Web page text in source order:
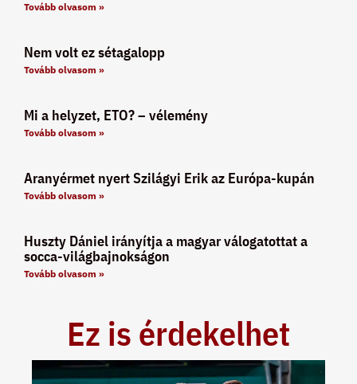
Tovább olvasom »
Nem volt ez sétagalopp
Tovább olvasom »
Mi a helyzet, ETO? – vélemény
Tovább olvasom »
Aranyérmet nyert Szilágyi Erik az Európa-kupán
Tovább olvasom »
Huszty Dániel irányítja a magyar válogatottat a
socca-világbajnokságon
Tovább olvasom »
Ez is érdekelhet